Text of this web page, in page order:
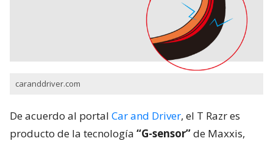
caranddriver.com
De acuerdo al portal Car and Driver, el T Razr es
producto de la tecnología “G-sensor”de Maxxis,